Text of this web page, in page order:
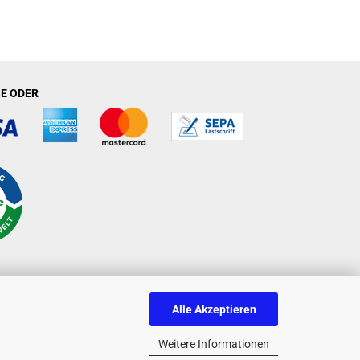
Alle Akzeptieren
Weitere Informationen
ODER